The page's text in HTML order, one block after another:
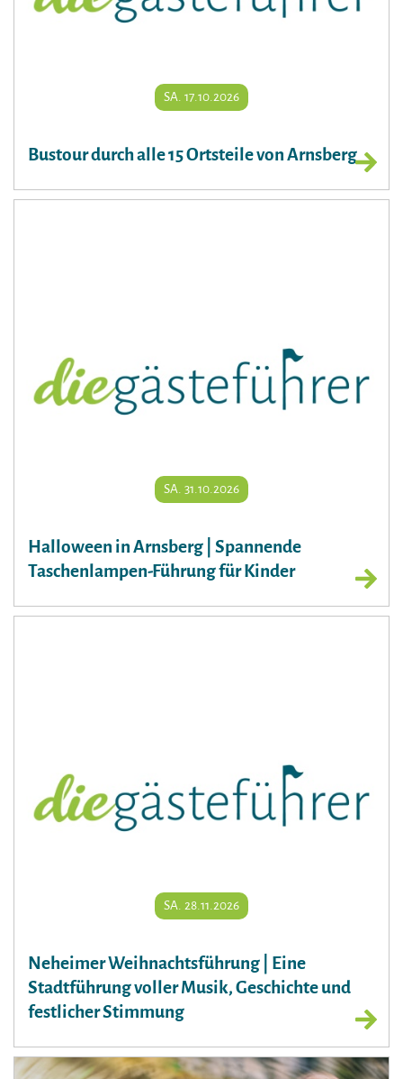
SA. 17.10.2026
Bustour durch alle 15 Ortsteile von Arnsberg
SA. 31.10.2026
Halloween in Arnsberg | Spannende
Taschenlampen-Führung für Kinder
SA. 28.11.2026
Neheimer Weihnachtsführung | Eine
Stadtführung voller Musik, Geschichte und
festlicher Stimmung